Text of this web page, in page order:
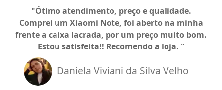
Ótimo atendimento, preço e qualidade.
Comprei um Xiaomi Note, foi aberto na minha
frente a caixa lacrada, por um preço muito bom.
Estou satisfeita!! Recomendo a loja.
Daniela Viviani da Silva Velho